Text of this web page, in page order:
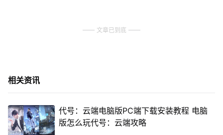
文章已到底
相关资讯
代号：云端电脑版PC端下载安装教程 电脑
版怎么玩代号：云端攻略